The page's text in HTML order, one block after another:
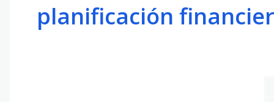
planificación